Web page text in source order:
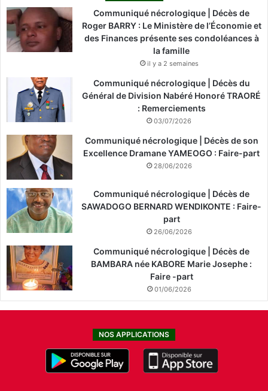
Communiqué nécrologique | Décès de
Roger BARRY : Le Ministère de l’Économie et
des Finances présente ses condoléances à
la famille
il y a 2 semaines
Communiqué nécrologique | Décès du
Général de Division Nabéré Honoré TRAORÉ
: Remerciements
03/07/2026
Communiqué nécrologique | Décès de son
Excellence Dramane YAMEOGO : Faire-part
28/06/2026
Communiqué nécrologique | Décès de
SAWADOGO BERNARD WENDIKONTE : Faire-
part
26/06/2026
Communiqué nécrologique | Décès de
BAMBARA née KABORE Marie Josephe :
Faire -part
01/06/2026
NOS APPLICATIONS